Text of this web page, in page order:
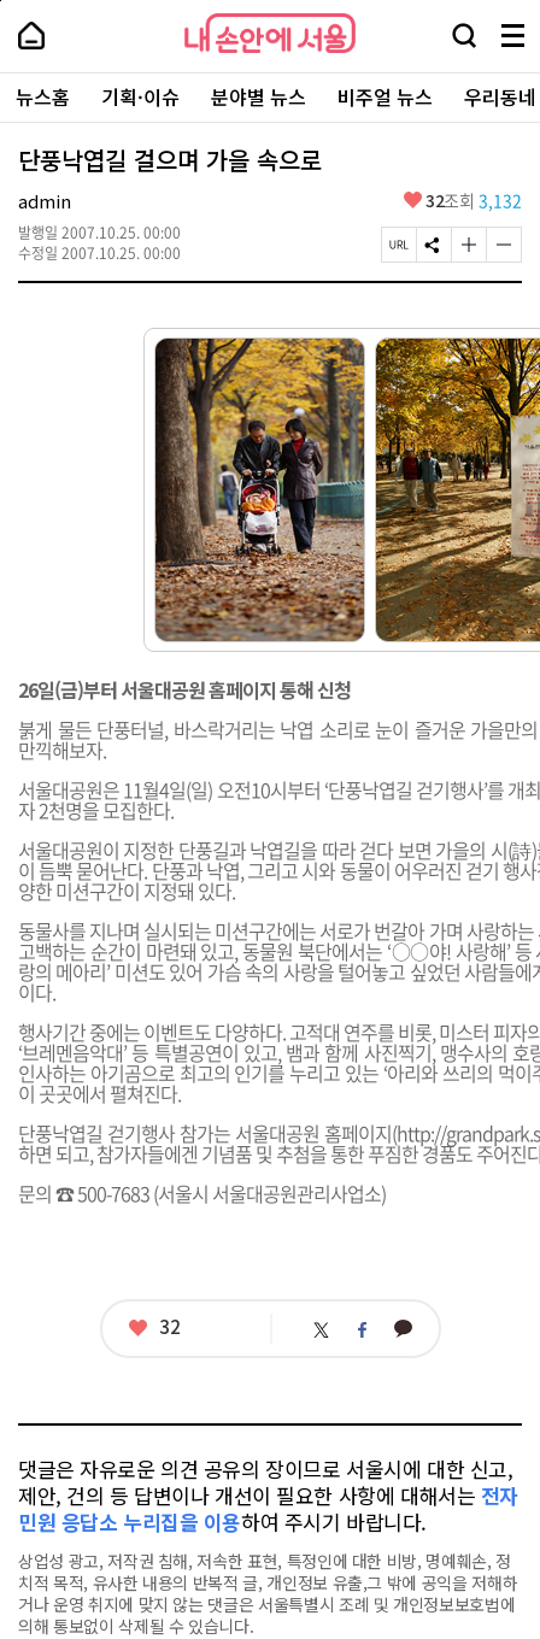
본
로
가
내
손
안
에
서
울
-
서
울
시
대
표
소
내
손
에
울
검
창
열
기
메
뉴
전
체
보
주
요
서
뉴스홈 기획·이슈 분야별 뉴스 비주얼 뉴스 우리동
단풍낙엽길 걸으며 가을 속으로
admin
발행일 2007.10.25. 00:00
수정일 2007.10.25. 00:00
좋
요
32조회 3,132
페
이
R
L
복
사
S
N
유
하
기
글
자
크
게
변
경
하
기
글
자
작
게
변
경
하
기
26일(금)부터 서울대공원 홈페이지 통해 신청
붉게 물든 단풍터널, 바스락거리는 낙엽 소리로 눈이 즐거운 가을만
만끽해보자.
서울대공원은 11월4일(일) 오전10시부터 ‘단풍낙엽길 걷기행사’를 개
자 2천명을 모집한다.
서울대공원이 지정한 단풍길과 낙엽길을 따라 걷다 보면 가을의 시(詩
이 듬뿍 묻어난다. 단풍과 낙엽, 그리고 시와 동물이 어우러진 걷기 행
양한 미션구간이 지정돼 있다.
동물사를 지나며 실시되는 미션구간에는 서로가 번갈아 가며 사랑하
고백하는 순간이 마련돼 있고, 동물원 북단에서는 ‘○○야! 사랑해’ 등
랑의 메아리’ 미션도 있어 가슴 속의 사랑을 털어놓고 싶었던 사람들
이다.
행사기간 중에는 이벤트도 다양하다. 고적대 연주를 비롯, 미스터 피자
‘브레멘음악대’ 등 특별공연이 있고, 뱀과 함께 사진찍기, 맹수사의
인사하는 아기곰으로 최고의 인기를 누리고 있는 ‘아리와 쓰리의 먹이
이 곳곳에서 펼쳐진다.
단풍낙엽길 걷기행사 참가는 서울대공원 홈페이지(http://
하면 되고, 참가자들에겐 기념품 및 추첨을 통한 푸짐한 경품도 주어진
문의 ☎ 500-7683 (서울시 서울대공원관리사업소)
좋
32 트 페 카
댓글은 자유로운 의견 공유의 장이므로 서울시에 대한 신고,
제안, 건의 등 답변이나 개선이 필요한 사항에 대해서는 전자
민원 응답소 누리집을 이용하여 주시기 바랍니다.
상업성 광고, 저작권 침해, 저속한 표현, 특정인에 대한 비방, 명예훼손, 정
치적 목적, 유사한 내용의 반복적 글, 개인정보 유출,그 밖에 공익을 저해하
거나 운영 취지에 맞지 않는 댓글은 서울특별시 조례 및 개인정보보호법에
의해 통보없이 삭제될 수 있습니다.
페
상
단
로